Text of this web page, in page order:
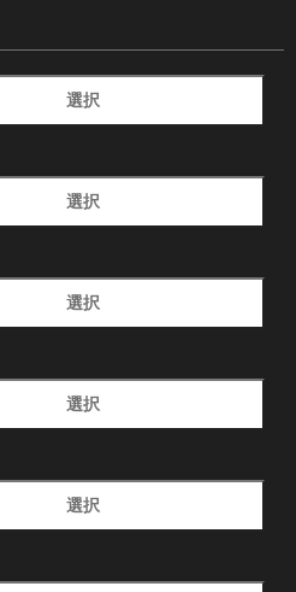
選択
選択
選択
選択
選択